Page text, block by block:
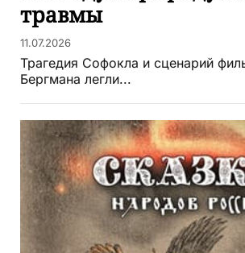
травмы
11.07.2026
Трагедия Софокла и сценарий
Бергмана легли...